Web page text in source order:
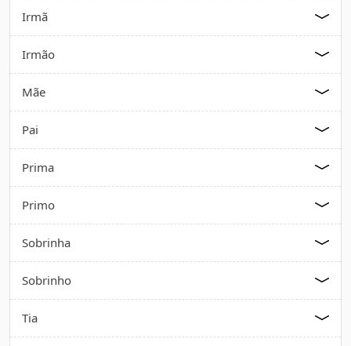
Irmã
Irmão
Mãe
Pai
Prima
Primo
Sobrinha
Sobrinho
Tia